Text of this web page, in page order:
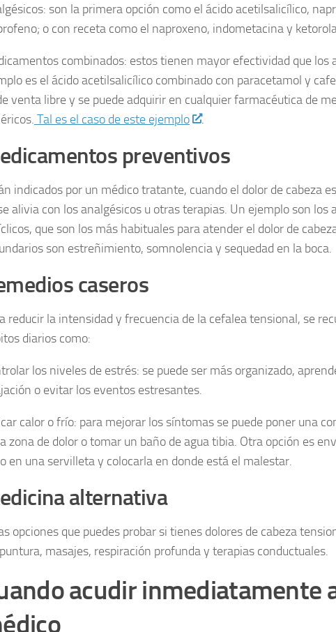
son la primera opción como el ácido acetilsalicílico,
o con receta como el naproxeno, indometacina y
combinados: estos tienen mayor efectividad que los
es el ácido acetilsalicílico combinado con paracetamol y
venta libre y se puede adquirir en cualquier farmacéutica de
Tal es el caso de este ejemplo .
preventivos
indicados por un médico tratante, cuando el dolor de cabeza
alivia con los analgésicos u otras terapias. Un ejemplo son los
que son los más habituales para atender el dolor de
son estreñimiento, somnolencia y sequedad en la boca.
caseros
reducir la intensidad y frecuencia de la cefalea tensional, se
diarios como:
los niveles de estrés: se puede ser más organizado,
o evitar los eventos estresantes.
calor o frío: para mejorar los síntomas se puede poner una
zona de dolor o tomar un baño de agua tibia. Otra opción es
en una servilleta y colocarla en donde está el malestar.
alternativa
opciones que puedes probar si tienes dolores de cabeza
masajes, respiración profunda y terapias conductuales.
acudir inmediatamente